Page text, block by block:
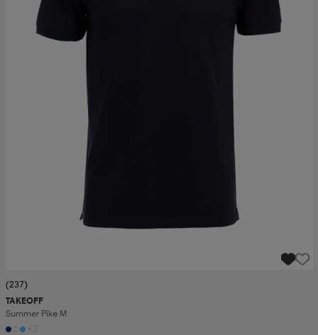
(237)
TAKEOFF
Summer Pike M